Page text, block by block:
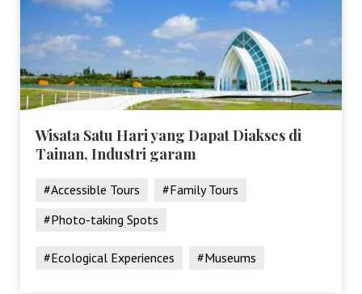
Wisata Satu Hari yang Dapat Diakses di
Tainan, Industri garam
#Accessible Tours
#Family Tours
#Photo-taking Spots
#Ecological Experiences #Museums